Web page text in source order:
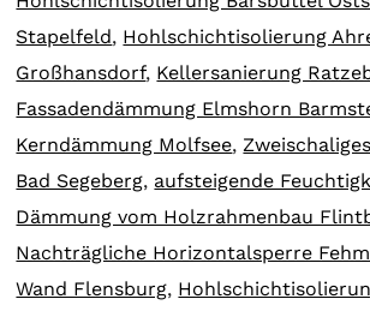
Stapelfeld, Hohlschichtisolierung
Großhansdorf, Kellersanierung
Fassadendämmung Elmshorn
Kerndämmung Molfsee,
Bad Segeberg, aufsteigende
Dämmung vom Holzrahmenbau
Nachträgliche Horizontalsperre
Wand Flensburg,